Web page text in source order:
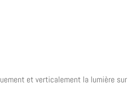
et verticalement la lumière sur